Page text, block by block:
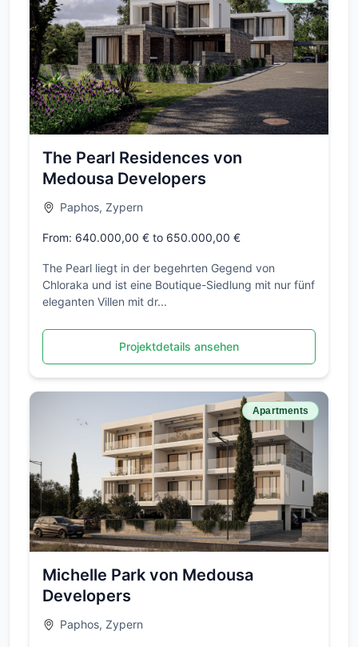
The Pearl Residences von
Medousa Developers
Paphos, Zypern
From: 640.000,00 € to 650.000,00 €
The Pearl liegt in der begehrten Gegend von
Chloraka und ist eine Boutique-Siedlung mit nur fünf
eleganten Villen mit dr...
Projektdetails ansehen
Apartments
Michelle Park von Medousa
Developers
Paphos, Zypern